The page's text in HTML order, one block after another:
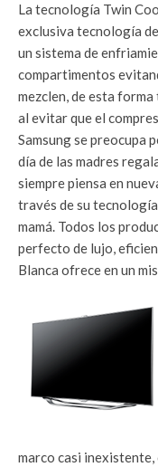
La tecnología Twin
exclusiva tecnología de
un sistema de
compartimentos
mezclen, de esta
al evitar que el
Samsung se preocupa
día de las madres
siempre piensa en
través de su
mamá. Todos los
perfecto de lujo,
Blanca ofrece en un
marco casi